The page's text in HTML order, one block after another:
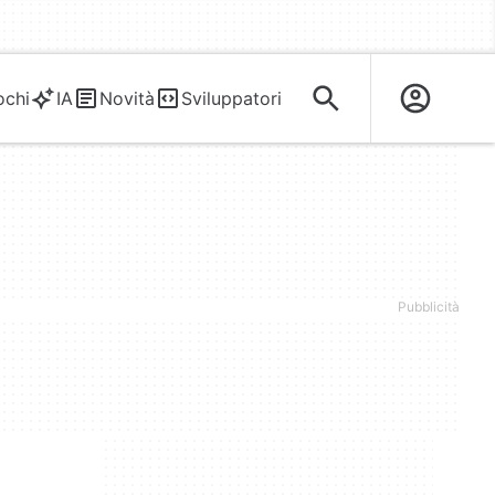
IA Novità Sviluppatori